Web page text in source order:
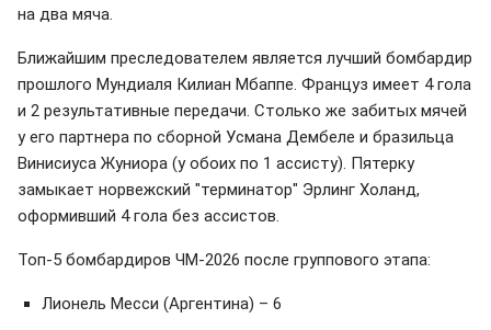
на два мяча.
Ближайшим преследователем является лучший бомбардир
прошлого Мундиаля Килиан Мбаппе. Француз имеет 4 гола
и 2 результативные передачи. Столько же забитых мячей
у его партнера по сборной Усмана Дембеле и бразильца
Винисиуса Жуниора (у обоих по 1 ассисту). Пятерку
замыкает норвежский "терминатор" Эрлинг Холанд,
оформивший 4 гола без ассистов.
Топ-5 бомбардиров ЧМ-2026 после группового этапа:
Лионель Месси (Аргентина) – 6